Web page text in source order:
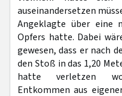
auseinandersetzen
Angeklagte über eine
Opfers hatte. Dabei
gewesen, dass er nach
den Stoß in das 1,20
hatte verletzen
Entkommen aus